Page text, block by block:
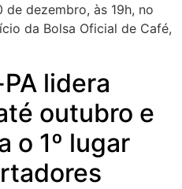
dezembro, às 19h, no
da Bolsa Oficial de Café,
lidera
outubro e
o 1º lugar